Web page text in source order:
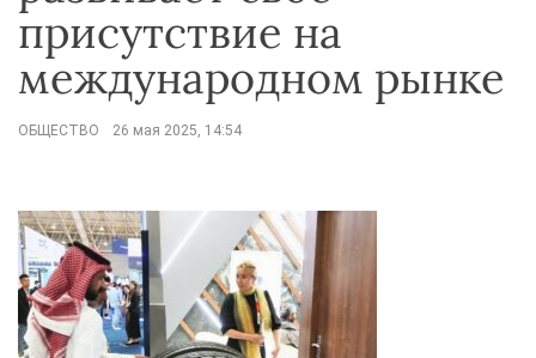
присутствие на
международном рынке
ОБЩЕСТВО 26 мая 2025, 14:54